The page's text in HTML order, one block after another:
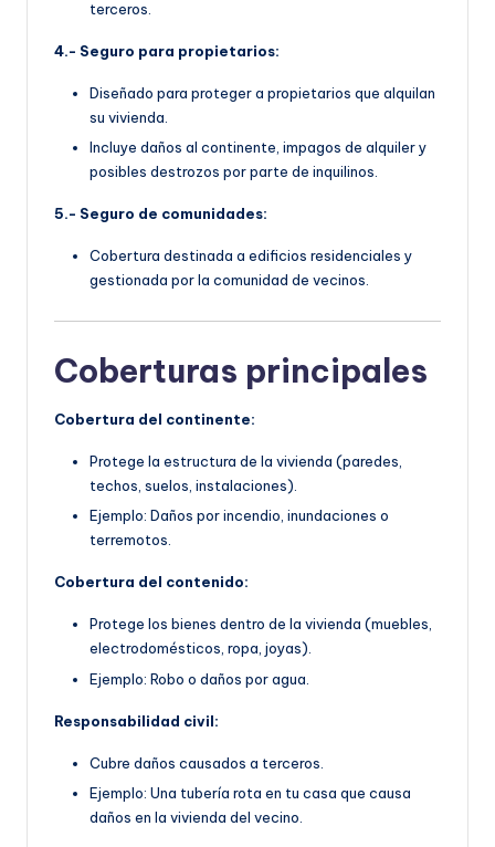
terceros.
4.- Seguro para propietarios:
Diseñado para proteger a propietarios que alquilan
su vivienda.
Incluye daños al continente, impagos de alquiler y
posibles destrozos por parte de inquilinos.
5.- Seguro de comunidades:
Cobertura destinada a edificios residenciales y
gestionada por la comunidad de vecinos.
Coberturas principales
Cobertura del continente:
Protege la estructura de la vivienda (paredes,
techos, suelos, instalaciones).
Ejemplo: Daños por incendio, inundaciones o
terremotos.
Cobertura del contenido:
Protege los bienes dentro de la vivienda (muebles,
electrodomésticos, ropa, joyas).
Ejemplo: Robo o daños por agua.
Responsabilidad civil:
Cubre daños causados a terceros.
Ejemplo: Una tubería rota en tu casa que causa
daños en la vivienda del vecino.